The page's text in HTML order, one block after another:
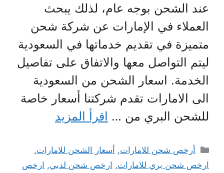
عند الشحن بوجه عام، لذلك يبحث
العملاء في الإمارات عن شركة شحن
متميزة في تقديم خدماتها في السعودية
ليتم التواصل معها والاتفاق على تفاصيل
الخدمة. اسعار الشحن من السعودية
الى الامارات تقدم شركتنا أسعار خاصة
للشحن البري من … اقرأ المزيد
التصنيفات
أرخص شحن للامارات, أسعار الشحن للامارات,
ارخص شحن بري للامارات, ارخص شحن لدبي, ارخص